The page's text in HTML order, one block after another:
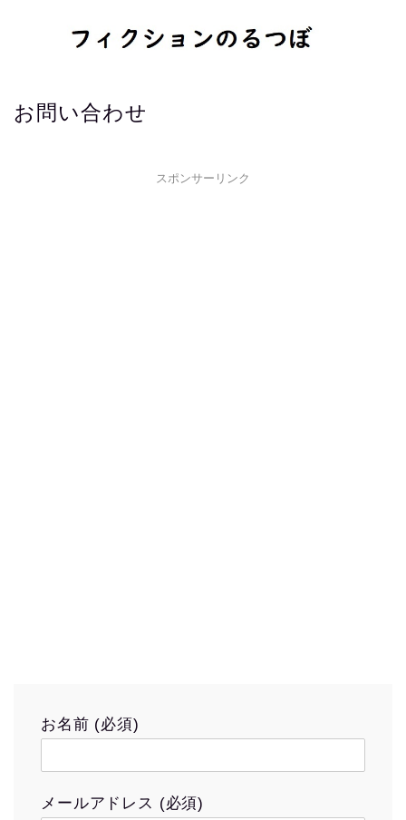
お問い合わせ
スポンサーリンク
お名前 (必須)
メールアドレス (必須)